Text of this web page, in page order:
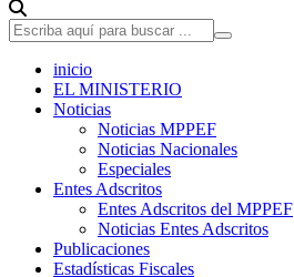
inicio
EL MINISTERIO
Noticias
Noticias MPPEF
Noticias Nacionales
Especiales
Entes Adscritos
Entes Adscritos del MPPEF
Noticias Entes Adscritos
Publicaciones
Estadísticas Fiscales